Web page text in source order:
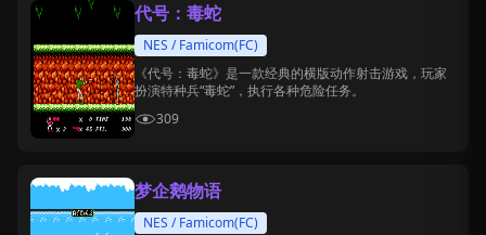
代号：毒蛇
NES / Famicom(FC)
《代号：毒蛇》是一款经典的横版动作射击游戏，玩家
扮演特种兵“毒蛇”，执行各种危险任务。
309
梦企鹅物语
NES / Famicom(FC)